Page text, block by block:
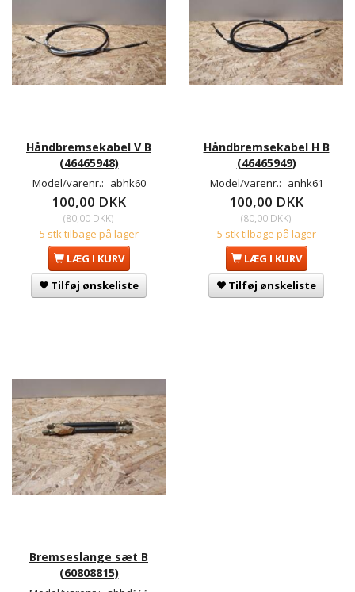
Håndbremsekabel V B
(46465948)
Model/varenr.: abhk60
100,00 DKK
(80,00 DKK)
5 stk tilbage på lager
LÆG I KURV
Tilføj ønskeliste
Håndbremsekabel H B
(46465949)
Model/varenr.: anhk61
100,00 DKK
(80,00 DKK)
5 stk tilbage på lager
LÆG I KURV
Tilføj ønskeliste
Bremseslange sæt B
(60808815)